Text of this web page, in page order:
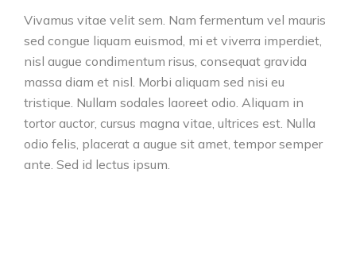
Vivamus vitae velit sem. Nam fermentum vel mauris
sed congue liquam euismod, mi et viverra imperdiet,
nisl augue condimentum risus, consequat gravida
massa diam et nisl. Morbi aliquam sed nisi eu
tristique. Nullam sodales laoreet odio. Aliquam in
tortor auctor, cursus magna vitae, ultrices est. Nulla
odio felis, placerat a augue sit amet, tempor semper
ante. Sed id lectus ipsum.